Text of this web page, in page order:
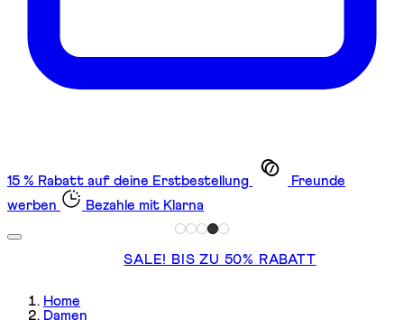
15 % Rabatt auf deine Erstbestellung
Freunde
werben
Bezahle mit Klarna
SALE! BIS ZU 50% RABATT
Home
Damen